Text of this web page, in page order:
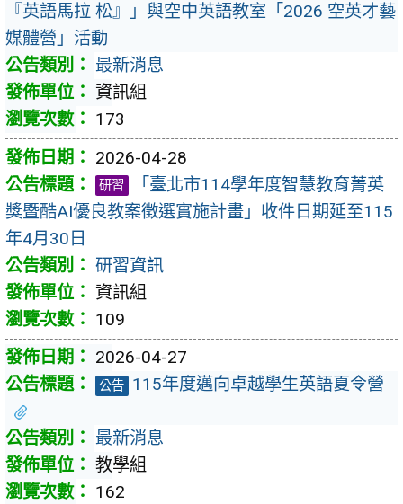
『英語馬拉 松』」與空中英語教室「2026 空英才藝
媒體營」活動
最新消息
資訊組
173
2026-04-28
研習
「臺北市114學年度智慧教育菁英
獎暨酷AI優良教案徵選實施計畫」收件日期延至115
年4月30日
研習資訊
資訊組
109
2026-04-27
公告 115年度邁向卓越學生英語夏令營
最新消息
教學組
162